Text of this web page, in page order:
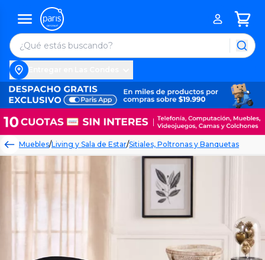
Muebles/Living y Sala de Estar/Sitiales, Poltronas y Banquetas